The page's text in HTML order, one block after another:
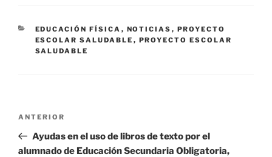
CATEGORÍAS
EDUCACIÓN FÍSICA , NOTICIAS , PROYECTO
ESCOLAR SALUDABLE , PROYECTO ESCOLAR
SALUDABLE
entradas
Entrada
anterior:
ANTERIOR
Ayudas en el uso de libros de texto por el
alumnado de Educación Secundaria Obligatoria,